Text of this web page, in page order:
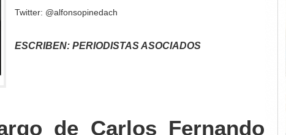
Twitter: @alfonsopinedach
ESCRIBEN: PERIODISTAS ASOCIADOS
de Carlos Fernando